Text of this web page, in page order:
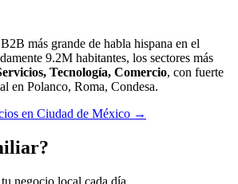
más grande de habla hispana en el
9.2M habitantes, los sectores más
Tecnología, Comercio, con fuerte
en Polanco, Roma, Condesa.
en Ciudad de México →
negocio local cada día.